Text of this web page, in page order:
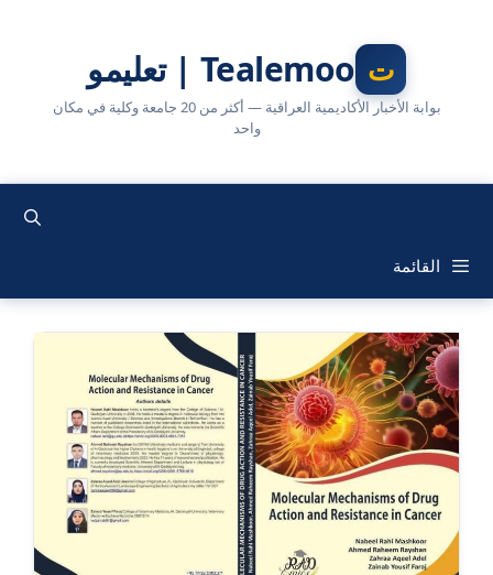
Tealemoo | تعليمو
بوابة الأخبار الأكاديمية العراقية — أكثر من 20 جامعة وكلية في مكان
واحد
القائمة